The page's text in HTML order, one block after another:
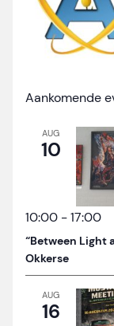
Aankomende
AUG
10
10:00 -17:00
“Between Light
Okkerse
AUG
16